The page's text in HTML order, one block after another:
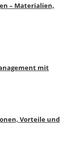
– Materialien,
mit
Vorteile und